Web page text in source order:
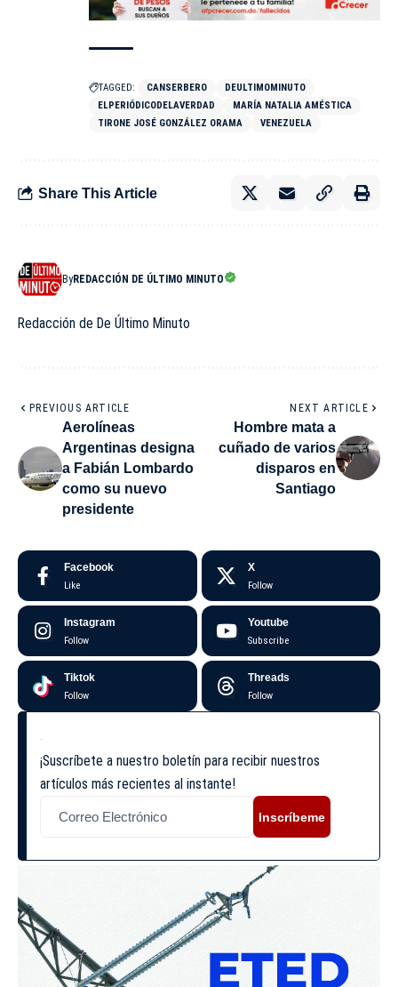
TAGGED: CANSERBERO
DEULTIMOMINUTO
ELPERIÓDICODELAVERDAD
MARÍA NATALIA AMÉSTICA
TIRONE JOSÉ GONZÁLEZ ORAMA
VENEZUELA
Share This Article
ByREDACCIÓN DE ÚLTIMO MINUTO
Redacción de De Último Minuto
PREVIOUS ARTICLE
Aerolíneas
Argentinas designa
a Fabián Lombardo
como su nuevo
presidente
NEXT ARTICLE
Hombre mata a
cuñado de varios
disparos en
Santiago
Facebook
Like
X
Follow
Instagram
Follow
Youtube
Subscribe
Tiktok
Follow
Threads
Follow
¡Suscríbete a nuestro boletín para recibir nuestros
artículos más recientes al instante!
Inscríbeme